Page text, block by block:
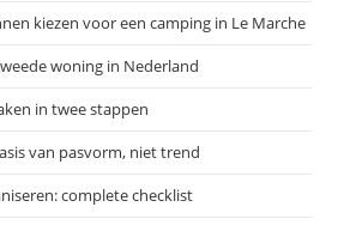
kiezen voor een camping in Le Marche
woning in Nederland
in twee stappen
van pasvorm, niet trend
complete checklist